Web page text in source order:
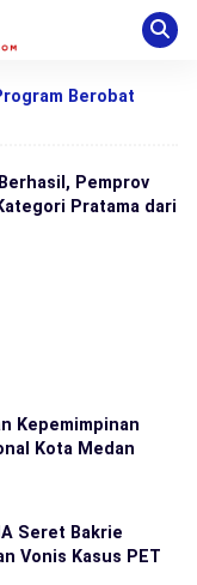
Berobat
Pemprov
Pratama dari
Kepemimpinan
Kota Medan
Seret Bakrie
Vonis Kasus PET